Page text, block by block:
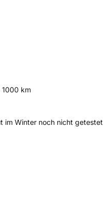
1000 km
im Winter noch nicht getestet